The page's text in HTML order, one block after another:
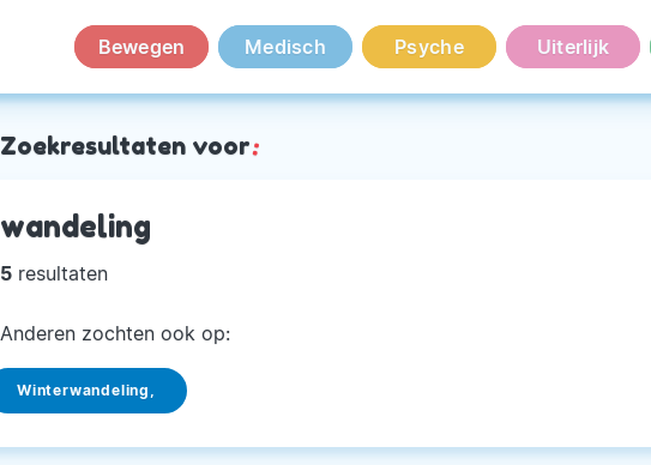
Bewegen Medisch Psyche Uiterlijk
Zoekresultaten voor:
wandeling
5 resultaten
Anderen zochten ook op:
Winterwandeling,